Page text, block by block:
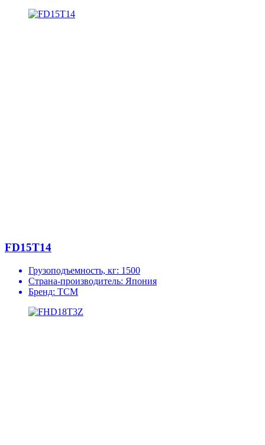
FD15T14
Грузоподъемность, кг: 1500
Страна-производитель: Япония
Бренд: TCM